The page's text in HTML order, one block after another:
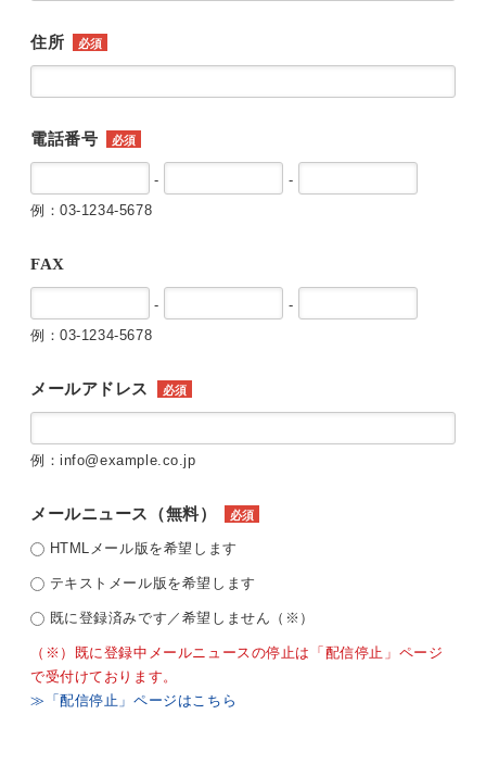
住所 必須
電話番号 必須
-
-
例：03-1234-5678
FAX
-
-
例：03-1234-5678
メールアドレス 必須
例：info@example.co.jp
メールニュース（無料） 必須
HTMLメール版を希望します
テキストメール版を希望します
既に登録済みです／希望しません（※）
（※）既に登録中メールニュースの停止は「配信停止」ページ
で受付けております。
≫「配信停止」ページはこちら